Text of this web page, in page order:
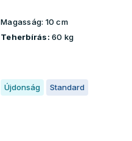
Magasság: 10 cm
Teherbírás: 60 kg
Újdonság Standard